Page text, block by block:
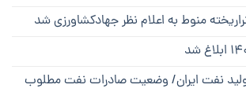
منوط به اعلام نظر جهادکشاورزی شد
تولید نفت ایران/ وضعیت صادرات نفت مطلوب